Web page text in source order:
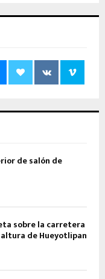
de salón de
sobre la carretera
de Hueyotlipan